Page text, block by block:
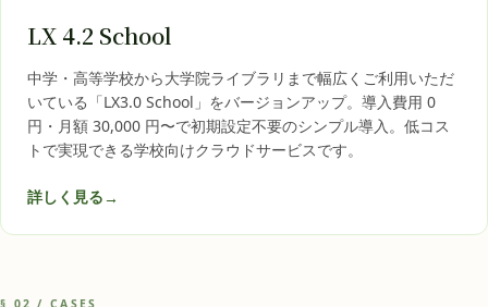
LX 4.2 School
中学・高等学校から大学院ライブラリまで幅広くご利用いただ
いている「LX3.0 School」をバージョンアップ。導入費用 0
円・月額 30,000 円〜で初期設定不要のシンプル導入。低コス
トで実現できる学校向けクラウドサービスです。
詳しく見る→
§ 02 / CASES